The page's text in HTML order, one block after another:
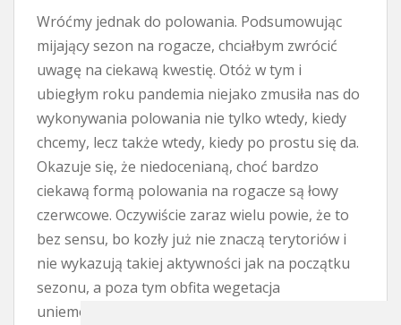
Wróćmy jednak do polowania. Podsumowując
mijający sezon na rogacze, chciałbym zwrócić
uwagę na ciekawą kwestię. Otóż w tym i
ubiegłym roku pandemia niejako zmusiła nas do
wykonywania polowania nie tylko wtedy, kiedy
chcemy, lecz także wtedy, kiedy po prostu się da.
Okazuje się, że niedocenianą, choć bardzo
ciekawą formą polowania na rogacze są łowy
czerwcowe. Oczywiście zaraz wielu powie, że to
bez sensu, bo kozły już nie znaczą terytoriów i
nie wykazują takiej aktywności jak na początku
sezonu, a poza tym obfita wegetacja
uniemożliwia zdobycie trofeum. To wszystko po